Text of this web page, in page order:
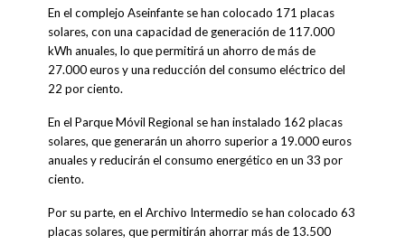
En el complejo Aseinfante se han colocado 171 placas
solares, con una capacidad de generación de 117.000
kWh anuales, lo que permitirá un ahorro de más de
27.000 euros y una reducción del consumo eléctrico del
22 por ciento.
En el Parque Móvil Regional se han instalado 162 placas
solares, que generarán un ahorro superior a 19.000 euros
anuales y reducirán el consumo energético en un 33 por
ciento.
Por su parte, en el Archivo Intermedio se han colocado 63
placas solares, que permitirán ahorrar más de 13.500